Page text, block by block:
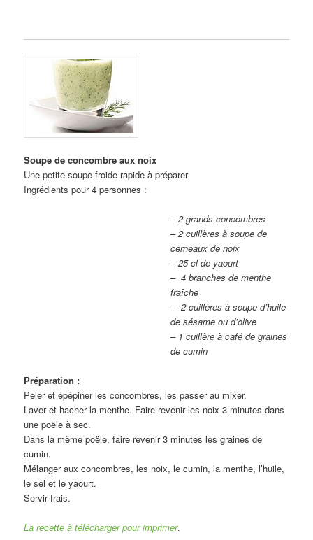
Soupe de concombre aux noix
Une petite soupe froide rapide à préparer
Ingrédients pour 4 personnes :
– 2 grands concombres
– 2 cuillères à soupe de
cerneaux de noix
– 25 cl de yaourt
– 4 branches de menthe
fraîche
– 2 cuillères à soupe d’huile
de sésame ou d’olive
– 1 cuillère à café de graines
de cumin
Préparation :
Peler et épépiner les concombres, les passer au mixer.
Laver et hacher la menthe. Faire revenir les noix 3 minutes dans
une poële à sec.
Dans la même poële, faire revenir 3 minutes les graines de
cumin.
Mélanger aux concombres, les noix, le cumin, la menthe, l’huile,
le sel et le yaourt.
Servir frais.
La recette à télécharger pour imprimer.